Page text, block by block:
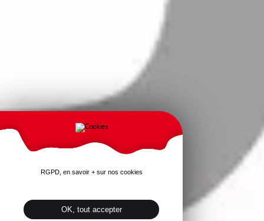
RGPD, en savoir + sur nos cookies
OK, tout accepter